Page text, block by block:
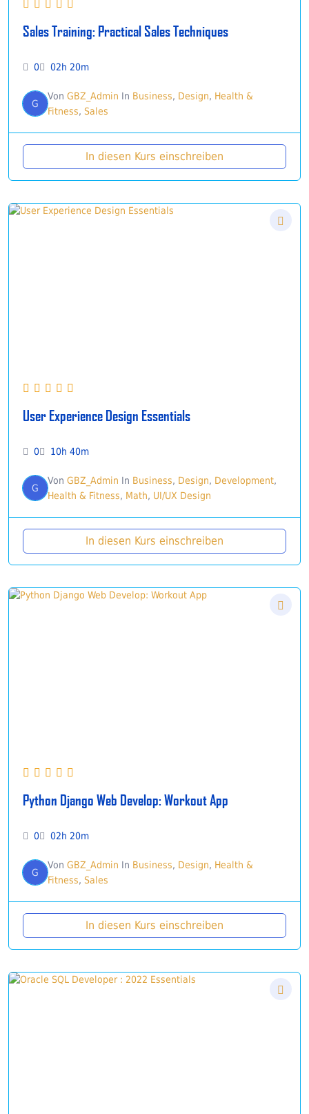
Sales Training: Practical Sales Techniques
0 02h 20m
G
Von GBZ_Admin In Business, Design, Health &
Fitness, Sales
In diesen Kurs einschreiben
User Experience Design Essentials
0 10h 40m
G
Von GBZ_Admin In Business, Design, Development,
Health & Fitness, Math, UI/UX Design
In diesen Kurs einschreiben
Python Django Web Develop: Workout App
0 02h 20m
G
Von GBZ_Admin In Business, Design, Health &
Fitness, Sales
In diesen Kurs einschreiben